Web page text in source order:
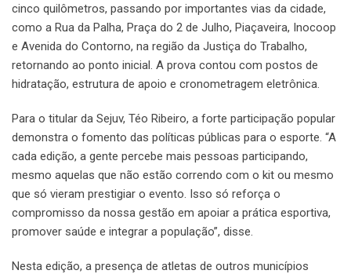
cinco quilômetros, passando por importantes vias da cidade,
como a Rua da Palha, Praça do 2 de Julho, Piaçaveira, Inocoop
e Avenida do Contorno, na região da Justiça do Trabalho,
retornando ao ponto inicial. A prova contou com postos de
hidratação, estrutura de apoio e cronometragem eletrônica.
Para o titular da Sejuv, Téo Ribeiro, a forte participação popular
demonstra o fomento das políticas públicas para o esporte. “A
cada edição, a gente percebe mais pessoas participando,
mesmo aquelas que não estão correndo com o kit ou mesmo
que só vieram prestigiar o evento. Isso só reforça o
compromisso da nossa gestão em apoiar a prática esportiva,
promover saúde e integrar a população”, disse.
Nesta edição, a presença de atletas de outros municípios